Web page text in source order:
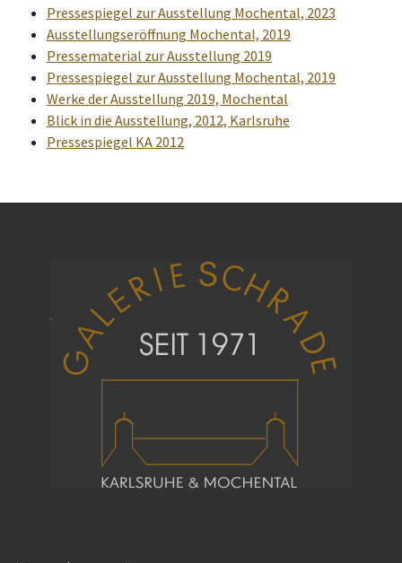
Pressespiegel zur Ausstellung Mochental, 2023
Ausstellungseröffnung Mochental, 2019
Pressematerial zur Ausstellung 2019
Pressespiegel zur Ausstellung Mochental, 2019
Werke der Ausstellung 2019, Mochental
Blick in die Ausstellung, 2012, Karlsruhe
Pressespiegel KA 2012